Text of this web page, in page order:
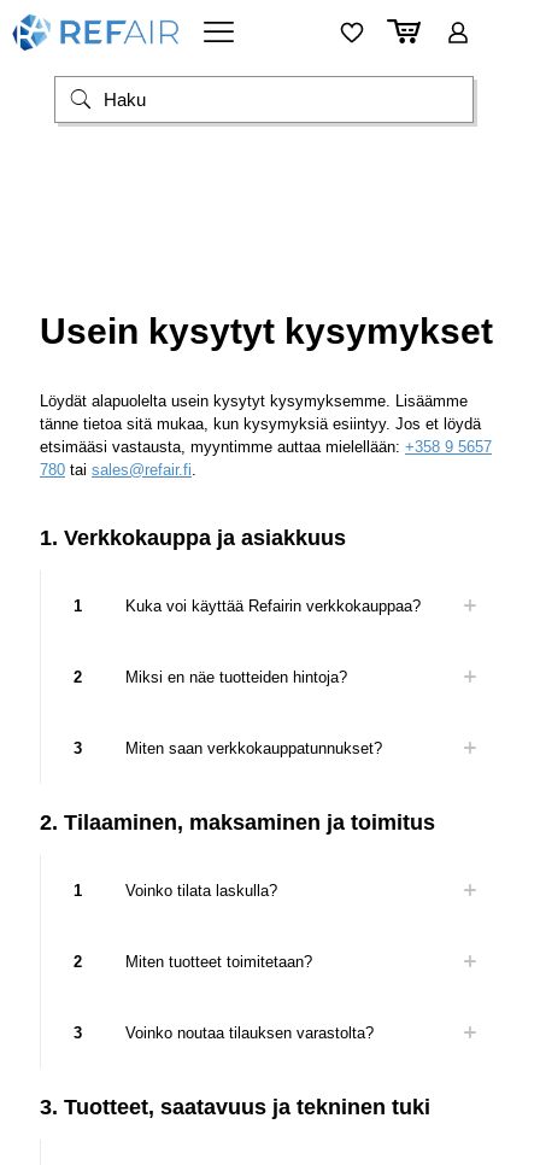
Usein kysytyt kysymykset
Löydät alapuolelta usein kysytyt kysymyksemme. Lisäämme
tänne tietoa sitä mukaa, kun kysymyksiä esiintyy. Jos et löydä
etsimääsi vastausta, myyntimme auttaa mielellään: +358 9 5657
780 tai sales@refair.fi.
1. Verkkokauppa ja asiakkuus
1 Kuka voi käyttää Refairin verkkokauppaa?
2 Miksi en näe tuotteiden hintoja?
3 Miten saan verkkokauppatunnukset?
2. Tilaaminen, maksaminen ja toimitus
1 Voinko tilata laskulla?
2 Miten tuotteet toimitetaan?
3 Voinko noutaa tilauksen varastolta?
3. Tuotteet, saatavuus ja tekninen tuki